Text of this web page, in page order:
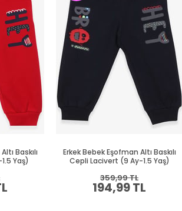
Baskılı
Yaş)
Erkek Bebek Eşofman Altı Baskılı
Cepli Lacivert (9 Ay-1.5 Yaş)
194,99 TL
359,99 TL